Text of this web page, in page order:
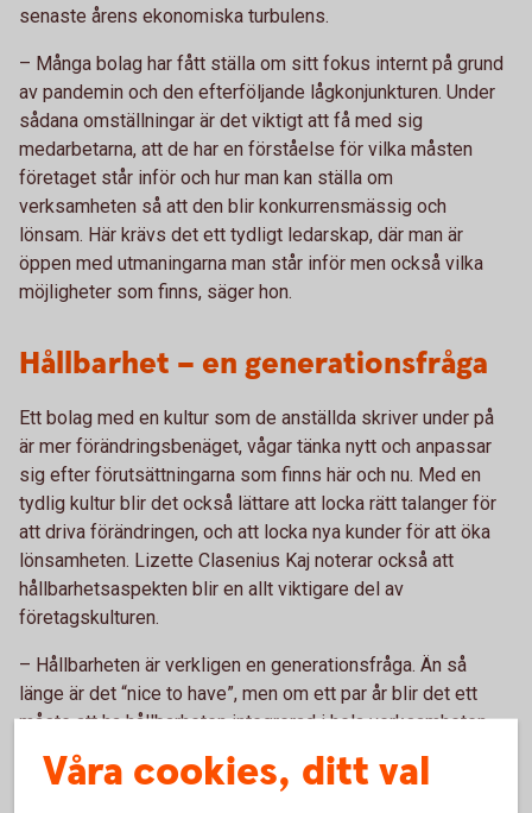
senaste årens ekonomiska turbulens.
– Många bolag har fått ställa om sitt fokus internt på grund
av pandemin och den efterföljande lågkonjunkturen. Under
sådana omställningar är det viktigt att få med sig
medarbetarna, att de har en förståelse för vilka måsten
företaget står inför och hur man kan ställa om
verksamheten så att den blir konkurrensmässig och
lönsam. Här krävs det ett tydligt ledarskap, där man är
öppen med utmaningarna man står inför men också vilka
möjligheter som finns, säger hon.
Hållbarhet – en generationsfråga
Ett bolag med en kultur som de anställda skriver under på
är mer förändringsbenäget, vågar tänka nytt och anpassar
sig efter förutsättningarna som finns här och nu. Med en
tydlig kultur blir det också lättare att locka rätt talanger för
att driva förändringen, och att locka nya kunder för att öka
lönsamheten. Lizette Clasenius Kaj noterar också att
hållbarhetsaspekten blir en allt viktigare del av
företagskulturen.
– Hållbarheten är verkligen en generationsfråga. Än så
länge är det “nice to have”, men om ett par år blir det ett
måste att ha hållbarheten integrerad i hela verksamheten
för att kunna attrahera arbetskraft och erbjuda en gångbar
produkt till marknaden, säger hon.
Våra cookies, ditt val